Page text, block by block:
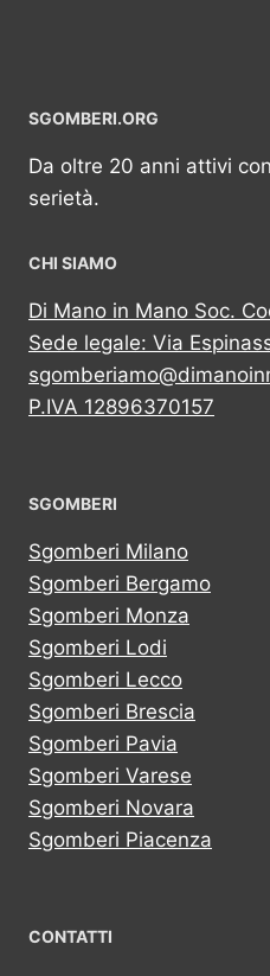
SGOMBERI.ORG
Da oltre 20 anni attivi
serietà.
CHI SIAMO
Di Mano in Mano Soc.
Sede legale: Via
P.IVA 12896370157
SGOMBERI
Sgomberi Milano
Sgomberi Bergamo
Sgomberi Monza
Sgomberi Lodi
Sgomberi Lecco
Sgomberi Brescia
Sgomberi Pavia
Sgomberi Varese
Sgomberi Novara
Sgomberi Piacenza
CONTATTI